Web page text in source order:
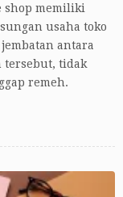
shop memiliki
usaha toko
antara
tersebut, tidak
remeh.